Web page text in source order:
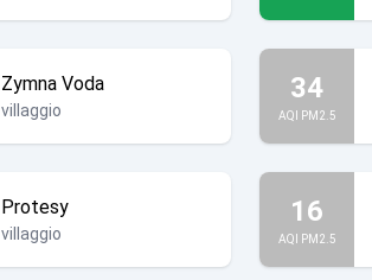
Zymna Voda
villaggio
34
AQI PM2.5
Protesy
villaggio
16
AQI PM2.5